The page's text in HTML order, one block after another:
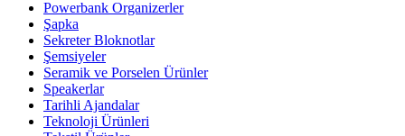
Powerbank Organizerler
Şapka
Sekreter Bloknotlar
Şemsiyeler
Seramik ve Porselen Ürünler
Speakerlar
Tarihli Ajandalar
Teknoloji Ürünleri